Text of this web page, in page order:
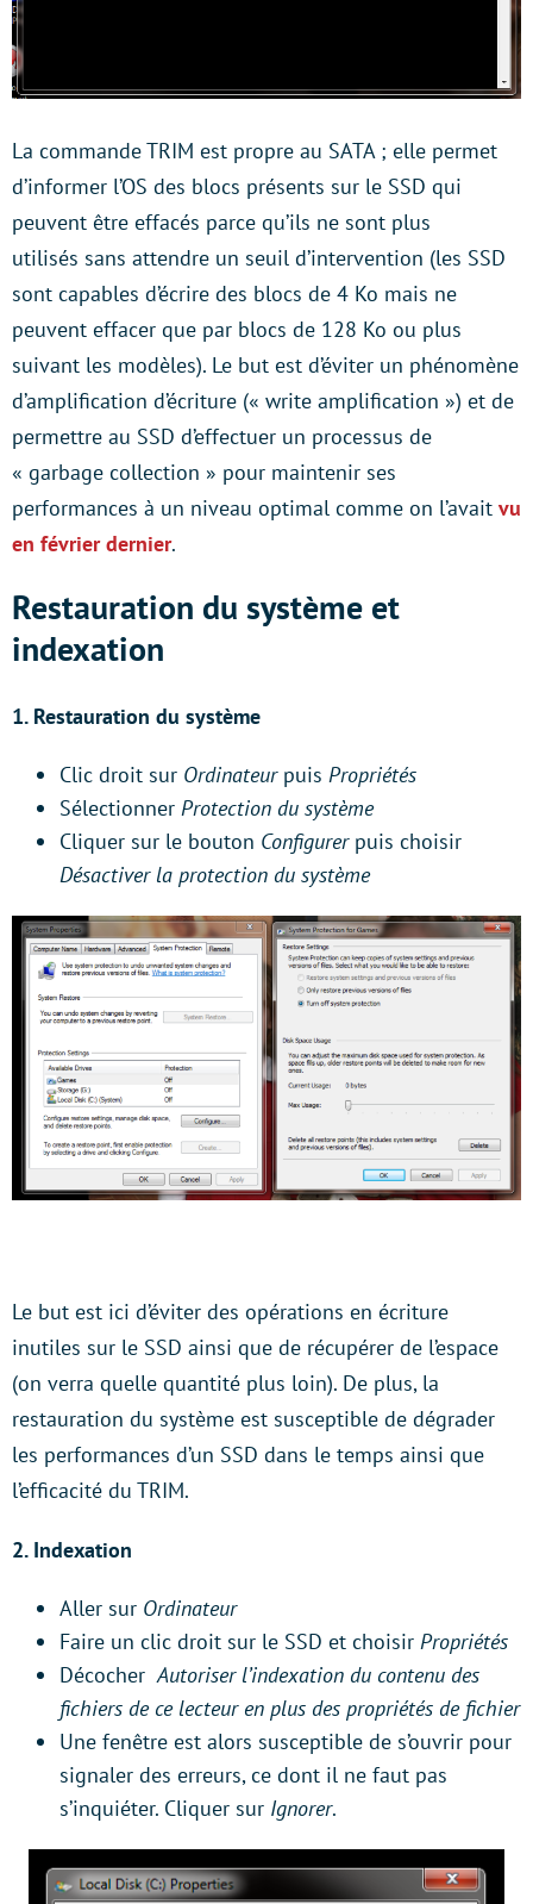
La commande TRIM est propre au SATA ; elle permet
d’informer l’OS des blocs présents sur le SSD qui
peuvent être effacés parce qu’ils ne sont plus
utilisés sans attendre un seuil d’intervention (les SSD
sont capables d’écrire des blocs de 4 Ko mais ne
peuvent effacer que par blocs de 128 Ko ou plus
suivant les modèles). Le but est d’éviter un phénomène
d’amplification d’écriture (« write amplification ») et de
permettre au SSD d’effectuer un processus de
« garbage collection » pour maintenir ses
performances à un niveau optimal comme on l’avait vu
en février dernier.
Restauration du système et
indexation
1. Restauration du système
Clic droit sur Ordinateurpuis Propriétés
Sélectionner Protection du système
Cliquer sur le bouton Configurer puis choisir
Désactiver la protection du système
Le but est ici d’éviter des opérations en écriture
inutiles sur le SSD ainsi que de récupérer de l’espace
(on verra quelle quantité plus loin). De plus, la
restauration du système est susceptible de dégrader
les performances d’un SSD dans le temps ainsi que
l’efficacité du TRIM.
2. Indexation
Aller sur Ordinateur
Faire un clic droit sur le SSD et choisir Propriétés
DécocherAutoriser l’indexation du contenu des
fichiers de ce lecteur en plus des propriétés de fichier
Une fenêtre est alors susceptible de s’ouvrir pour
signaler des erreurs, ce dont il ne faut pas
s’inquiéter. Cliquer sur Ignorer.